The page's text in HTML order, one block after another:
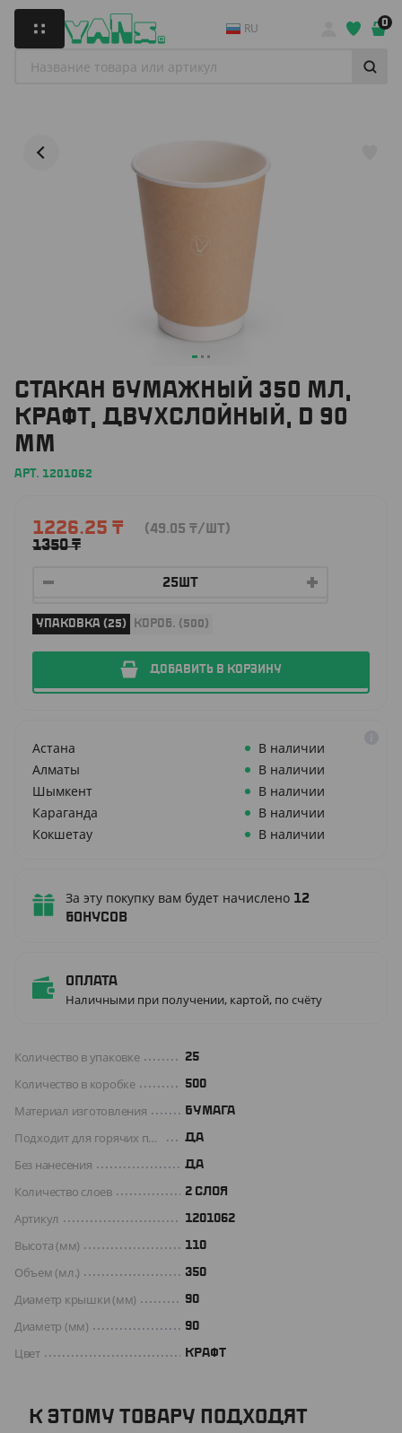
RU 0
CТАКАН БУМАЖНЫЙ 350 МЛ,
КРАФТ, ДВУХСЛОЙНЫЙ, D 90
ММ
АРТ. 1201062
1226.25 ₸
1350₸
(49.05 ₸/ШТ)
УПАКОВКА (25) КОРОБ. (500)
ДОБАВИТЬ В КОРЗИНУ
Астана
В наличии
Алматы
В наличии
Шымкент
В наличии
Караганда
В наличии
Кокшетау
В наличии
За эту покупку вам будет начислено 12
бонусов
Оплата
Наличными при получении, картой, по счёту
Количество в упаковке 25
Количество в коробке 500
Материал изготовления БУМАГА
Подходит для горячих продуктов ДА
Без нанесения ДА
Количество слоев 2 СЛОЯ
Артикул 1201062
Высота (мм) 110
Объем (мл.) 350
Диаметр крышки (мм) 90
Диаметр (мм) 90
Цвет КРАФТ
К ЭТОМУ ТОВАРУ ПОДХОДЯТ